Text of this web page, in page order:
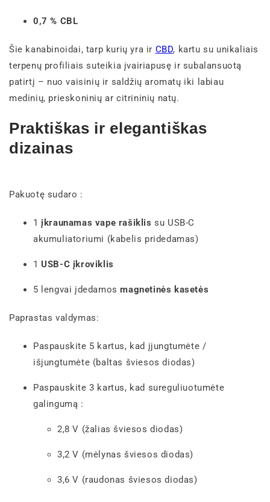
0,7 % CBL
Šie kanabinoidai, tarp kurių yra ir CBD, kartu su unikaliais
terpenų profiliais suteikia įvairiapusę ir subalansuotą
patirtį – nuo vaisinių ir saldžių aromatų iki labiau
medinių, prieskoninių ar citrininių natų.
Praktiškas ir elegantiškas
dizainas
Pakuotę sudaro :
1 įkraunamas vape rašiklis su USB-C
akumuliatoriumi (kabelis pridedamas)
1USB-C įkroviklis
5 lengvai įdedamosmagnetinės kasetės
Paprastas valdymas:
Paspauskite 5 kartus, kad įjungtumėte /
išjungtumėte (baltas šviesos diodas)
Paspauskite 3 kartus, kad sureguliuotumėte
galingumą :
2,8 V (žalias šviesos diodas)
3,2 V (mėlynas šviesos diodas)
3,6 V (raudonas šviesos diodas)